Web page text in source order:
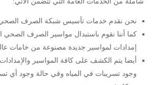
نحن نقدم خدمات تأسيس شبكة الصرف الصحي
كما أننا نقوم باستبدال مواسير الصرف الصحي
إمدادات لمواسير جديدة مصنوعة من خامات
أيضا يتم الكشف على كافة المواسير
وجود تسريبات في المياه وفي حالة وجود أي